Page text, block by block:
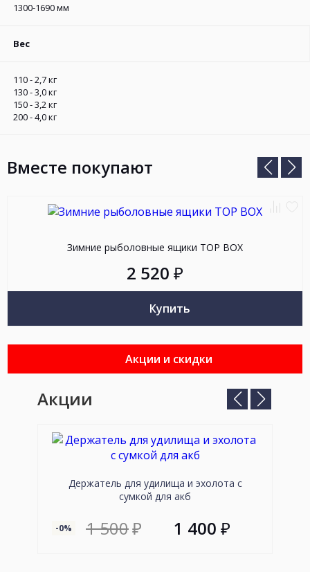
Акции и скидки
Акции
Предыдущий
слайдслайд
Держатель для удилища и эхолота с
сумкой для акб
-0% 1 500₽ 1 400 ₽
1300-1690 мм
Вес
110 - 2,7 кг
130 - 3,0 кг
150 - 3,2 кг
200 - 4,0 кг
Вместе покупают
слайд
Зимние рыболовные ящики TOP BOX
2 520 ₽
Купить